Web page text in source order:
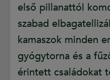
első pillanattól
szabad
kamaszok minden
gyógytorna és a
érintett családokat